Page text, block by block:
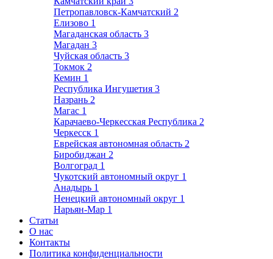
Петропавловск-Камчатский 2
Елизово 1
Магаданская область 3
Магадан 3
Чуйская область 3
Токмок 2
Кемин 1
Республика Ингушетия 3
Назрань 2
Магас 1
Карачаево-Черкесская Республика 2
Черкесск 1
Еврейская автономная область 2
Биробиджан 2
Волгоград 1
Чукотский автономный округ 1
Анадырь 1
Ненецкий автономный округ 1
Нарьян-Мар 1
Статьи
О нас
Контакты
Политика конфиденциальности